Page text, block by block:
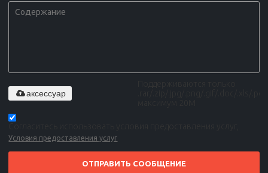
аксессуар
Условия предоставления услуг
ОТПРАВИТЬ СООБЩЕНИЕ